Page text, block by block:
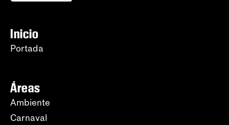
Inicio
Portada
Áreas
Ambiente
Carnaval